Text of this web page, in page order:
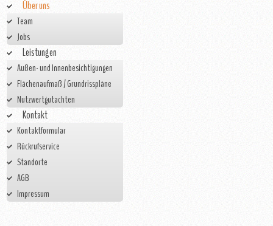
Über uns
Team
Jobs
Leistungen
Außen- und Innenbesichtigungen
Flächenaufmaß / Grundrisspläne
Nutzwertgutachten
Kontakt
Kontaktformular
Rückrufservice
Standorte
AGB
Impressum